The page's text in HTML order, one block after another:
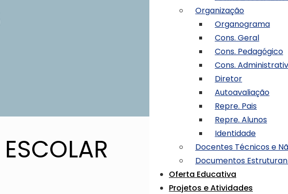
Organização
Organograma
Cons. Geral
Cons. Pedagógico
Cons.
Diretor
Autoavaliação
Repre. Pais
Repre. Alunos
Identidade
Docentes Técnicos e
Documentos
Oferta Educativa
Projetos e Atividades